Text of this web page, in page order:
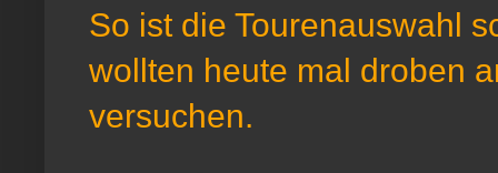
So ist die Tourenauswahl
wollten heute mal droben
versuchen.